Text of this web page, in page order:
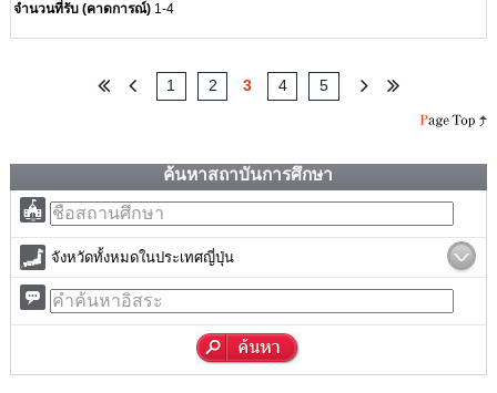
จำนวนที่รับ (คาดการณ์)1-4
1 2 3 4 5
ค้นหาสถาบันการศึกษา
จังหวัดทั้งหมดในประเทศญี่ปุ่น